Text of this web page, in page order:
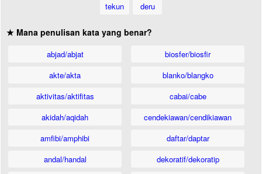
tekun
deru
★ Mana penulisan kata yang benar?
abjad/abjat
akte/akta
aktivitas/aktifitas
akidah/aqidah
amfibi/amphibi
andal/handal
biosfer/biosfir
blanko/blangko
cabai/cabe
cendekiawan/cendikiawan
daftar/daptar
dekoratif/dekoratip